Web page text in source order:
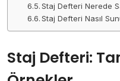
Staj Defteri Nerede
Staj Defteri Nasıl
Staj Defteri: